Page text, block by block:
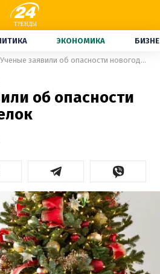
ЭКОНОМИКА
Ученые заявили об опасности новогодних елок
об опасности